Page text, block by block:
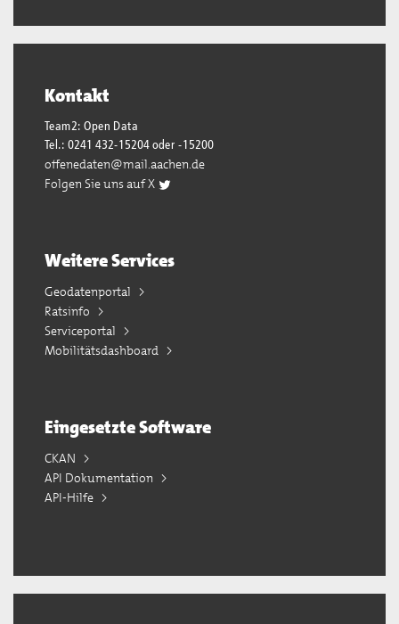
Kontakt
Team2: Open Data
Tel.: 0241 432-15204 oder -15200
offenedaten@mail.aachen.de
Folgen Sie uns auf X
Weitere Services
Geodatenportal
Ratsinfo
Serviceportal
Mobilitätsdashboard
Eingesetzte Software
CKAN
API Dokumentation
API-Hilfe